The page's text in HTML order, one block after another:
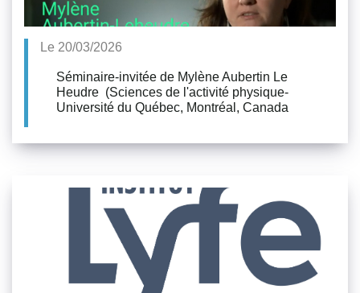
Le 20/03/2026
Séminaire-invitée de Mylène Aubertin Le
Heudre (Sciences de l'activité physique-
Université du Québec, Montréal, Canada